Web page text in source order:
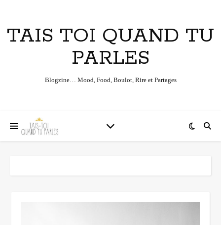
TAIS TOI QUAND TU
PARLES
Blogzine… Mood, Food, Boulot, Rire et Partages